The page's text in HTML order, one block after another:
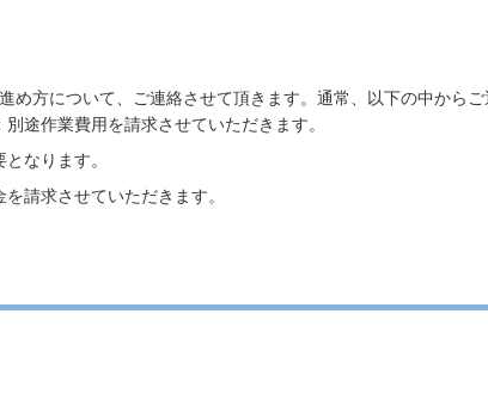
方について、ご連絡させて頂きます。通常、以下の中からご
途作業費用を請求させていただきます。
なります。
請求させていただきます。